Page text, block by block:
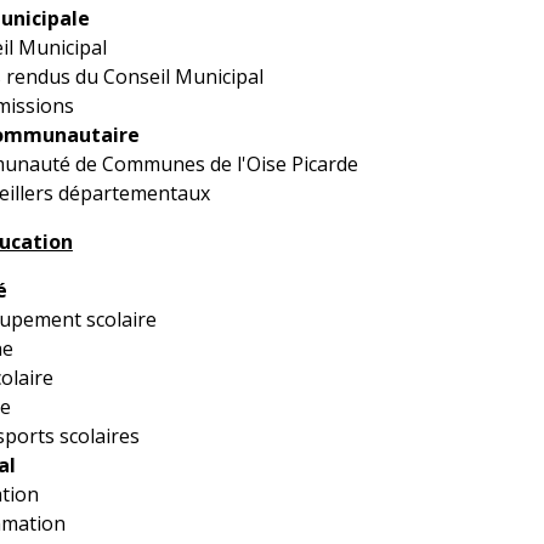
Municipal
rendus du Conseil Municipal
de Communes de l'Oise Picarde
départementaux
scolaire
scolaires